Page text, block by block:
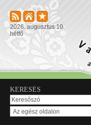
2026. augusztus 10.
hétfő
KERESÉS